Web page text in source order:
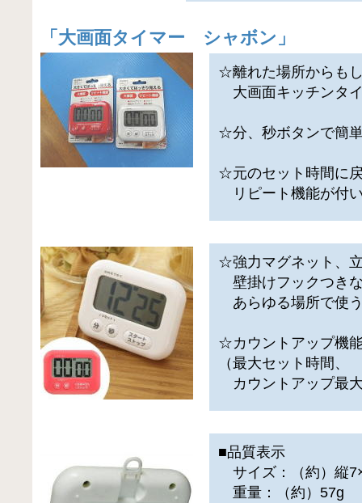
「 大画面タイマー シャボン 」
☆離れた場所からも
大画面キッチンタ
☆分、秒ボタンで簡
☆元のセット時間に
リピート機能が付
☆強力マグネット、
壁掛けフックつき
あらゆる場所で使
☆カウントアップ機
（最大セット時間、
カウントアップ最
■品質表示
サイズ：（約）縦
重量：（約）57g